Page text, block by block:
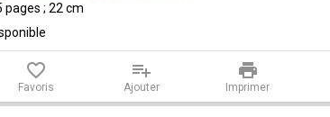
pages ; 22 cm
favorite_border
Favoris
playlist_add
Ajouter
print
Imprimer